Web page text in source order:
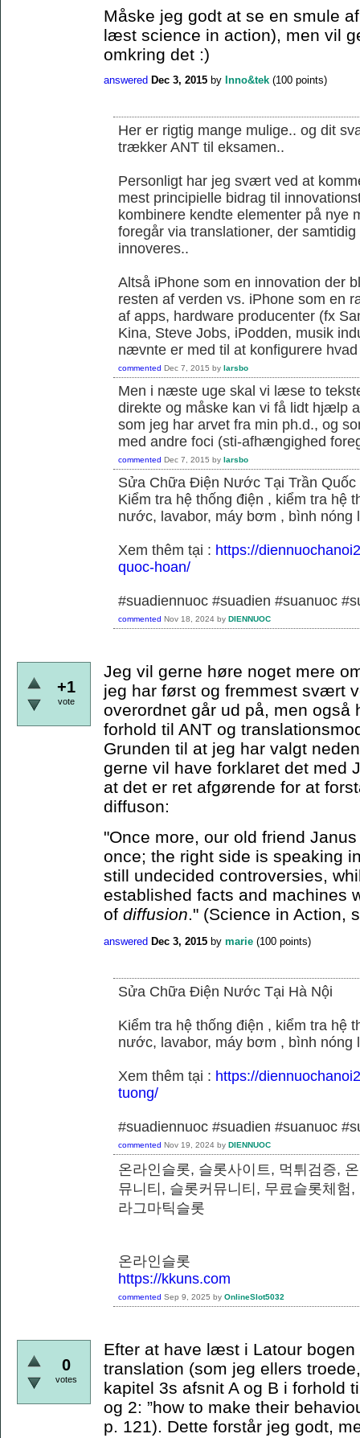
Måske jeg godt at se en smule
læst science in action), men vil
omkring det :)
answered Dec 3, 2015 by Inno&tek (100 points)
Her er rigtig mange mulige.. og dit
trækker ANT til eksamen..
Personligt har jeg svært ved at
mest principielle bidrag til
kombinere kendte elementer på nye
foregår via translationer, der
innoveres..
Altså iPhone som en innovation der
resten af verden vs. iPhone som en
af apps, hardware producenter (fx
Kina, Steve Jobs, iPodden, musik
nævnte er med til at konfigurere
commented Dec 7, 2015 by larsbo
Men i næste uge skal vi læse to
direkte og måske kan vi få lidt hjælp
som jeg har arvet fra min ph.d., og
med andre foci (sti-afhængighed
commented Dec 7, 2015 by larsbo
Sửa Chữa Điện Nước Tại Trần Quốc
Kiểm tra hệ thống điện , kiểm tra hệ
nước, lavabor, máy bơm , bình nóng
Xem thêm tại : https://
quoc-hoan/
#suadiennuoc #suadien #suanuoc
commented Nov 18, 2024 by DIENNUOC
+1
vote
Jeg vil gerne høre noget mere
jeg har først og fremmest svært
overordnet går ud på, men også
forhold til ANT og
Grunden til at jeg har valgt
gerne vil have forklaret det med
at det er ret afgørende for at
diffuson:
"Once more, our old friend
once; the right side is speaking
still undecided controversies,
established facts and machines
of diffusion ." (Science in Action,
answered Dec 3, 2015 by marie (100 points)
Sửa Chữa Điện Nước Tại Hà Nội
Kiểm tra hệ thống điện , kiểm tra hệ
nước, lavabor, máy bơm , bình nóng
Xem thêm tại : https://
tuong/
#suadiennuoc #suadien #suanuoc
commented Nov 19, 2024 by DIENNUOC
온라인슬롯, 슬롯사이트, 먹튀검증,
뮤니티, 슬롯커뮤니티, 무료슬롯체험
라그마틱슬롯
온라인슬롯
https://kkuns.com
commented Sep 9, 2025 by OnlineSlot5032
0
votes
Efter at have læst i Latour
translation (som jeg ellers
kapitel 3s afsnit A og B i forhold
og 2: ”how to make their
p. 121). Dette forstår jeg godt,